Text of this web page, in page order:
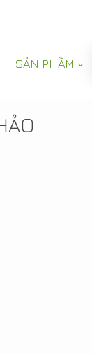
SẢN PHẦM